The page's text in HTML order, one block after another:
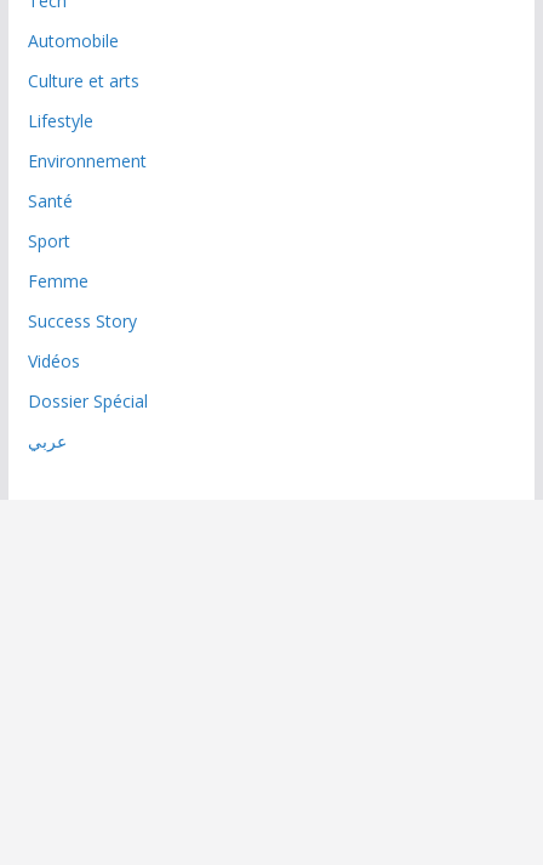
Automobile
Culture et arts
Lifestyle
Environnement
Santé
Sport
Femme
Success Story
Vidéos
Dossier Spécial
عربي